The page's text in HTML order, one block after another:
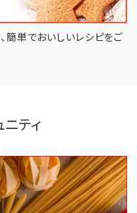
簡単でおいしいレシピをご
ティ